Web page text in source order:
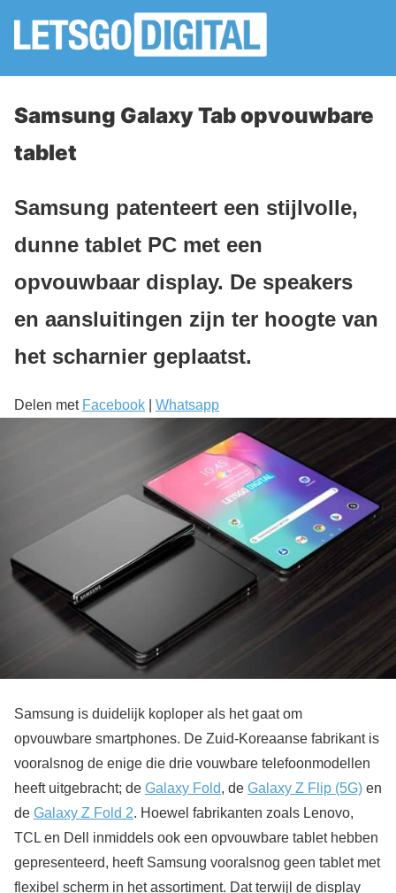
Samsung Galaxy Tab opvouwbare
tablet
Samsung patenteert een stijlvolle,
dunne tablet PC met een
opvouwbaar display. De speakers
en aansluitingen zijn ter hoogte van
het scharnier geplaatst.
Delen met Facebook Whatsapp
Samsung is duidelijk koploper als het gaat om
opvouwbare smartphones. De Zuid-Koreaanse fabrikant is
vooralsnog de enige die drie vouwbare telefoonmodellen
heeft uitgebracht; de Galaxy Fold, de Galaxy Z Flip (5G) en
de Galaxy Z Fold 2. Hoewel fabrikanten zoals Lenovo,
TCL en Dell inmiddels ook een opvouwbare tablet hebben
gepresenteerd, heeft Samsung vooralsnog geen tablet met
flexibel scherm in het assortiment. Dat terwijl de display